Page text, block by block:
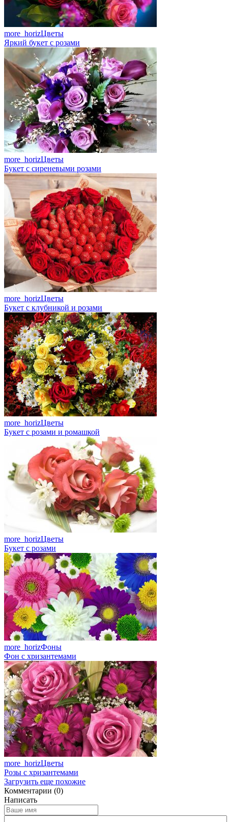
more_horizЦветы
Яркий букет с розами
more_horizЦветы
Букет с сиреневыми розами
more_horizЦветы
Букет с клубникой и розами
more_horizЦветы
Букет с розами и ромашкой
more_horizЦветы
Букет с розами
more_horizФоны
Фон с хризантемами
more_horizЦветы
Розы с хризантемами
Загрузить еще похожие
Комментарии (0)
Написать